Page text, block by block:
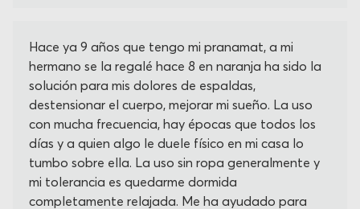
Hace ya 9 años que tengo mi pranamat, a mi
hermano se la regalé hace 8 en naranja ha sido la
solución para mis dolores de espaldas,
destensionar el cuerpo, mejorar mi sueño. La uso
con mucha frecuencia, hay épocas que todos los
días y a quien algo le duele físico en mi casa lo
tumbo sobre ella. La uso sin ropa generalmente y
mi tolerancia es quedarme dormida
completamente relajada. Me ha ayudado para